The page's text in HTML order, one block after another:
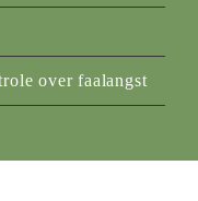
over faalangst